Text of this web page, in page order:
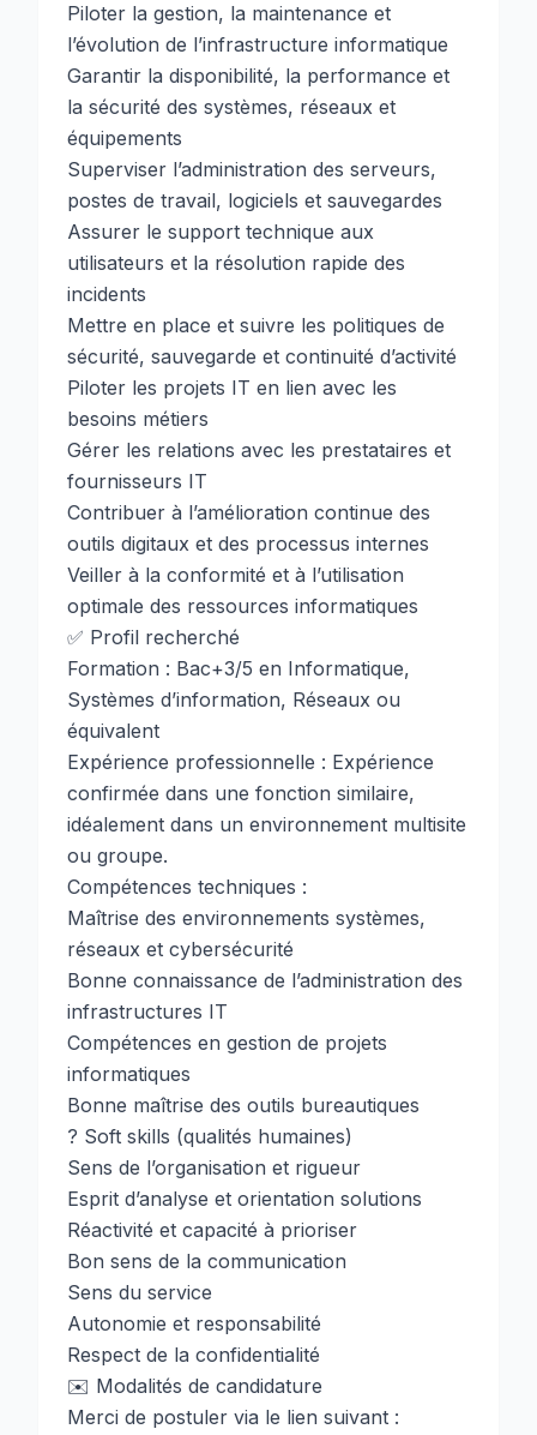
Piloter la gestion, la maintenance et
l’évolution de l’infrastructure informatique
Garantir la disponibilité, la performance et
la sécurité des systèmes, réseaux et
équipements
Superviser l’administration des serveurs,
postes de travail, logiciels et sauvegardes
Assurer le support technique aux
utilisateurs et la résolution rapide des
incidents
Mettre en place et suivre les politiques de
sécurité, sauvegarde et continuité d’activité
Piloter les projets IT en lien avec les
besoins métiers
Gérer les relations avec les prestataires et
fournisseurs IT
Contribuer à l’amélioration continue des
outils digitaux et des processus internes
Veiller à la conformité et à l’utilisation
optimale des ressources informatiques
✅ Profil recherché
Formation : Bac+3/5 en Informatique,
Systèmes d’information, Réseaux ou
équivalent
Expérience professionnelle : Expérience
confirmée dans une fonction similaire,
idéalement dans un environnement multisite
ou groupe.
Compétences techniques :
Maîtrise des environnements systèmes,
réseaux et cybersécurité
Bonne connaissance de l’administration des
infrastructures IT
Compétences en gestion de projets
informatiques
Bonne maîtrise des outils bureautiques
? Soft skills (qualités humaines)
Sens de l’organisation et rigueur
Esprit d’analyse et orientation solutions
Réactivité et capacité à prioriser
Bon sens de la communication
Sens du service
Autonomie et responsabilité
Respect de la confidentialité
✉️ Modalités de candidature
Merci de postuler via le lien suivant :